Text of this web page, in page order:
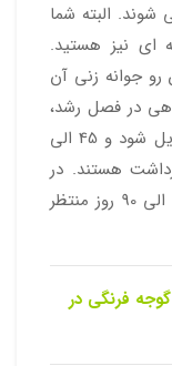
شوند. البته شما
ای نیز هستید.
جوانه زنی آن
گلدهی در فصل رشد،
20 روز زمان نیاز دارد که گل به میوه تبدیل شود و 45 الی
هستند. در
واقع برای رسیدن گل و میوه ها باید 80 الی 90 روز منتظر
فرنگی در